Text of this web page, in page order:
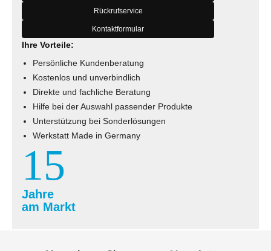
Rückrufservice
Kontaktformular
Ihre Vorteile:
Persönliche Kundenberatung
Kostenlos und unverbindlich
Direkte und fachliche Beratung
Hilfe bei der Auswahl passender Produkte
Unterstützung bei Sonderlösungen
Werkstatt Made in Germany
15
Jahre
am Markt